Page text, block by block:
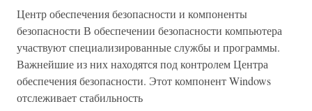
Центр обеспечения безопасности и компоненты
безопасности В обеспечении безопасности компьютера
участвуют специализированные службы и программы.
Важнейшие из них находятся под контролем Центра
обеспечения безопасности. Этот компонент Windows
отслеживает стабильность